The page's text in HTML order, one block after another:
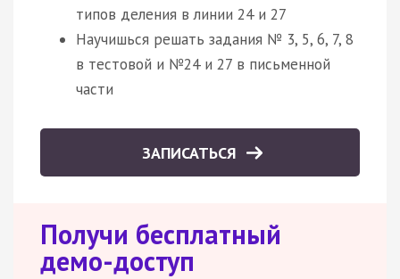
типов деления в линии 24 и 27
Научишься решать задания № 3, 5, 6, 7, 8
в тестовой и №24 и 27 в письменной
части
ЗАПИСАТЬСЯ
Получи бесплатный
демо-доступ